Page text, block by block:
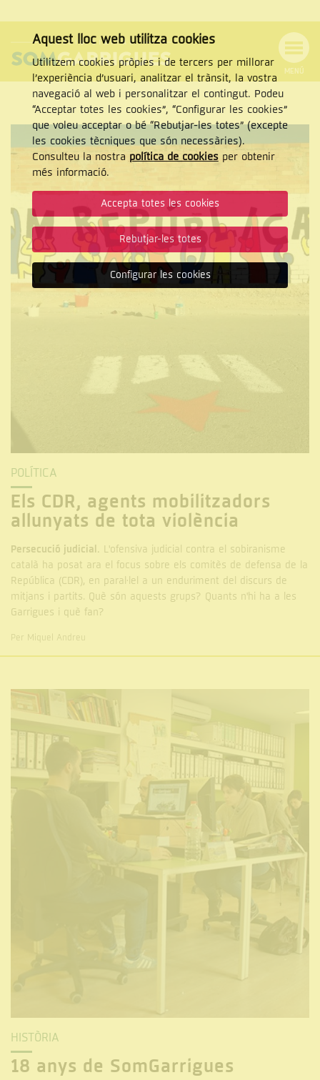
NAVEGACIÓ
MENÚ
Cercar
Reportatges
POLÍTICA
Els CDR, agents mobilitzadors
allunyats de tota violència
Persecució judicial. L'ofensiva judicial contra el sobiranisme
català ha posat ara el focus sobre els comitès de defensa de la
República (CDR), en paral·lel a un enduriment del discurs de
mitjans i partits. Què són aquests grups? Quants n'hi ha a les
Garrigues i què fan?
Per Miquel Andreu
HISTÒRIA
18 anys de SomGarrigues
Aquest lloc web utilitza cookies
Utilitzem cookies pròpies i de tercers per millorar
l’experiència d’usuari, analitzar el trànsit, la vostra
navegació al web i personalitzar el contingut. Podeu
“Acceptar totes les cookies”, “Configurar les cookies”
que voleu acceptar o bé “Rebutjar-les totes” (excepte
les cookies tècniques que són necessàries).
Consulteu la nostra política de cookiesper obtenir
més informació.
Accepta totes les cookies
Rebutjar-les totes
Configurar les cookies